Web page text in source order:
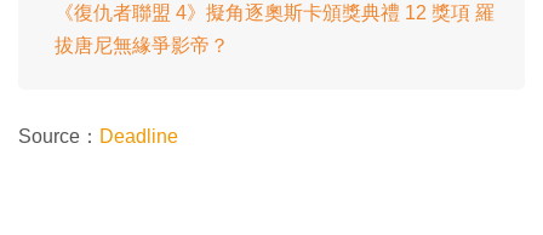
《復仇者聯盟 4》擬角逐奧斯卡頒獎典禮 12 獎項 羅
拔唐尼無緣爭影帝？
Source： Deadline